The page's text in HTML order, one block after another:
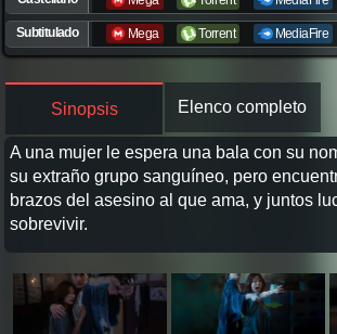
Subtitulado Mega Torrent MediaFire
Sinopsis Elenco completo
A una mujer le espera una bala con su
su extraño grupo sanguíneo, pero
brazos del asesino al que ama, y juntos
sobrevivir.